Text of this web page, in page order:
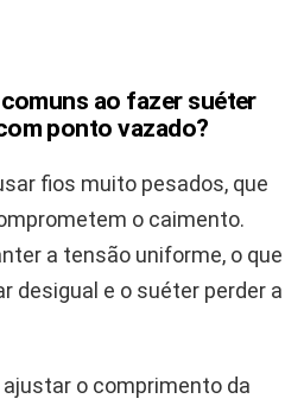
ao fazer suéter
ponto vazado?
fios muito pesados, que
o caimento.
a tensão uniforme, o que
desigual e o suéter perder a
o comprimento da